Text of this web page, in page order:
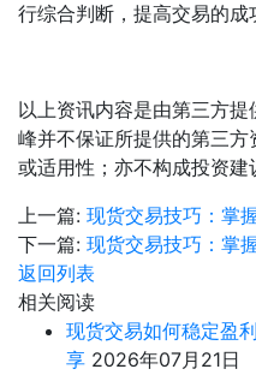
行综合判断，提高交易的成
以上资讯内容是由第三方
峰并不保证所提供的第三
或适用性；亦不构成投资建
上一篇: 现货交易技巧：掌
下一篇: 现货交易技巧：掌
返回列表
相关阅读
现货交易如何稳定盈
享 2026年07月21日